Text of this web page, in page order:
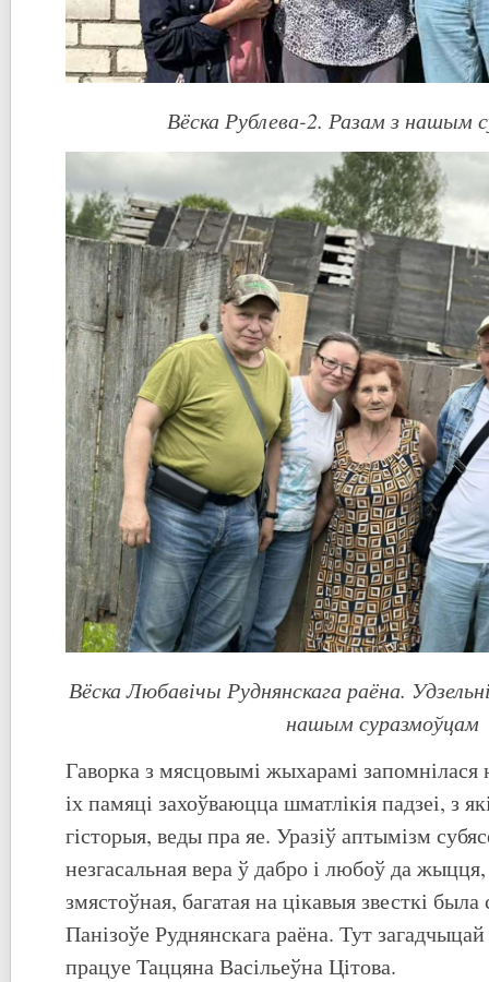
Вёска Рублева-2. Разам з нашым
Вёска Любавічы Руднянскага раёна.
нашым суразмоўцам
Гаворка з мясцовымі жыхарамі
іх памяці захоўваюцца шматлікія падзеі, з
гісторыя, веды пра яе. Уразіў аптымізм
незгасальная вера ў дабро і любоў да
змястоўная, багатая на цікавыя звесткі
Панізоўе Руднянскага раёна. Тут загадчыцай
працуе Таццяна Васільеўна Цітова.